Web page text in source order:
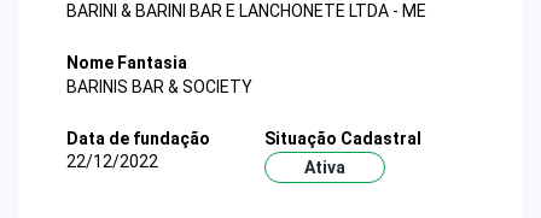
BARINI & BARINI BAR E LANCHONETE LTDA - ME
Nome Fantasia
BARINIS BAR & SOCIETY
Data de fundação
22/12/2022
Situação Cadastral
Ativa